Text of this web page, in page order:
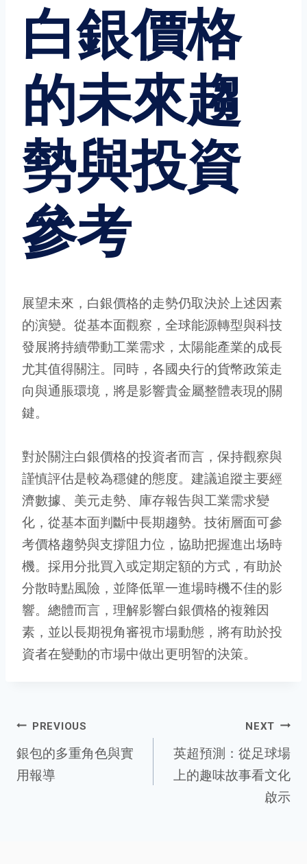
白銀價格
的未來趨
勢與投資
參考
展望未來，白銀價格的走勢仍取決於上述因素
的演變。從基本面觀察，全球能源轉型與科技
發展將持續帶動工業需求，太陽能產業的成長
尤其值得關注。同時，各國央行的貨幣政策走
向與通脹環境，將是影響貴金屬整體表現的關
鍵。
對於關注白銀價格的投資者而言，保持觀察與
謹慎評估是較為穩健的態度。建議追蹤主要經
濟數據、美元走勢、庫存報告與工業需求變
化，從基本面判斷中長期趨勢。技術層面可參
考價格趨勢與支撐阻力位，協助把握進出场時
機。採用分批買入或定期定額的方式，有助於
分散時點風險，並降低單一進場時機不佳的影
響。總體而言，理解影響白銀價格的複雜因
素，並以長期視角審視市場動態，將有助於投
資者在變動的市場中做出更明智的決策。
Post
navigation
PREVIOUS
銀包的多重角色與實
用報導
NEXT
英超預測：從足球場
上的趣味故事看文化
啟示